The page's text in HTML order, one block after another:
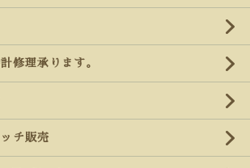
修理承ります。
チ販売